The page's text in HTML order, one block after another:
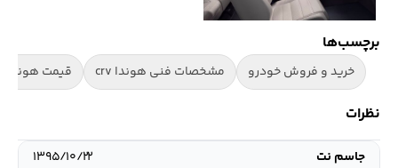
برچسب‌ها
خرید و فروش خودرو مشخصات فنی هوندا crv قیمت هوندا crv 2016
نظرات
جاسم نت ۱۳۹۵/۱۰/۲۲